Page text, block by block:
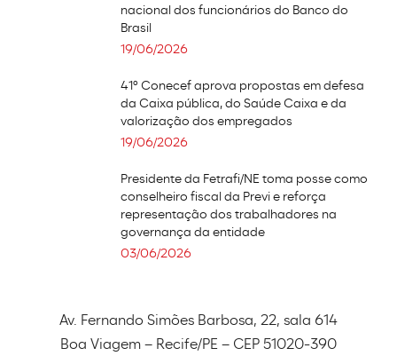
nacional dos funcionários do Banco do
Brasil
19/06/2026
41º Conecef aprova propostas em defesa
da Caixa pública, do Saúde Caixa e da
valorização dos empregados
19/06/2026
Presidente da Fetrafi/NE toma posse como
conselheiro fiscal da Previ e reforça
representação dos trabalhadores na
governança da entidade
03/06/2026
Av. Fernando Simões Barbosa, 22, sala 614
Boa Viagem – Recife/PE – CEP 51020-390